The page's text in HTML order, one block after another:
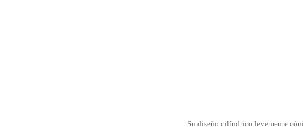
Su diseño cilíndrico levemente